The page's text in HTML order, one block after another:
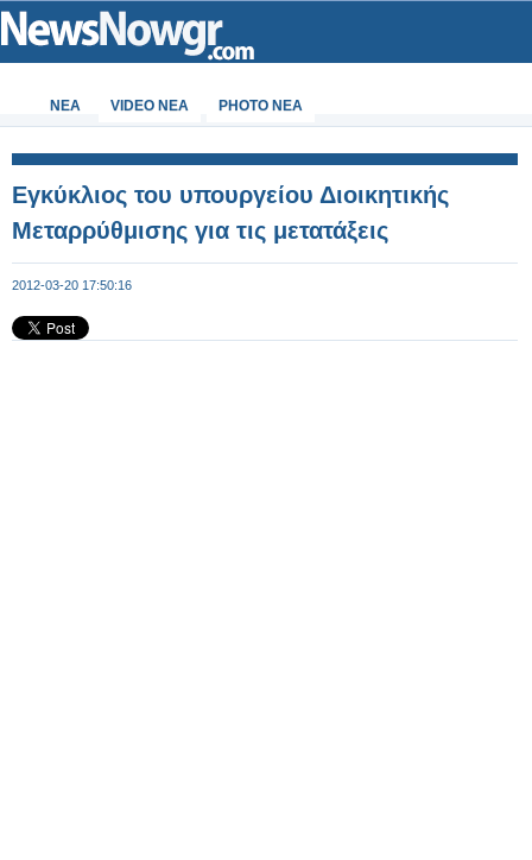
ΝΕΑ VIDEO NEA PHOTO NEA
Εγκύκλιος του υπουργείου Διοικητικής
Μεταρρύθμισης για τις μετατάξεις
2012-03-20 17:50:16